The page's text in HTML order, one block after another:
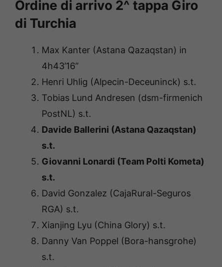
Ordine di arrivo 2^ tappa Giro
di Turchia
Max Kanter (Astana Qazaqstan) in
4h43’16”
Henri Uhlig (Alpecin-Deceuninck) s.t.
Tobias Lund Andresen (dsm-firmenich
PostNL) s.t.
Davide Ballerini (Astana Qazaqstan)
s.t.
Giovanni Lonardi (Team Polti Kometa)
s.t.
David Gonzalez (CajaRural-Seguros
RGA) s.t.
Xianjing Lyu (China Glory) s.t.
Danny Van Poppel (Bora-hansgrohe)
s.t.